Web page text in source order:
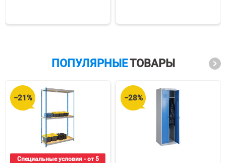
ПОПУЛЯРНЫЕТОВАРЫ
−21%
Специальные условия - от 5
−28%